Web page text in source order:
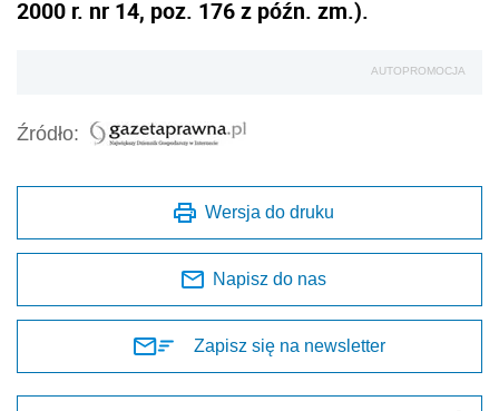
2000 r. nr 14, poz. 176 z późn. zm.).
AUTOPROMOCJA
Źródło:
Wersja do druku
Napisz do nas
Zapisz się na newsletter